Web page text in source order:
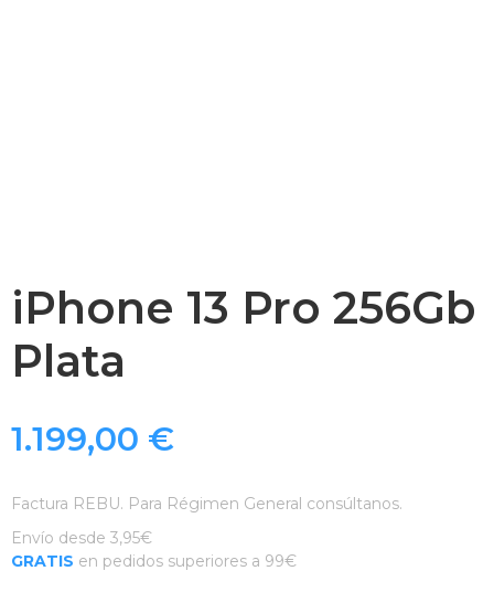
iPhone 13 Pro 256Gb
Plata
1.199,00 €
Factura REBU. Para Régimen General consúltanos.
Envío desde 3,95€
GRATIS en pedidos superiores a 99€